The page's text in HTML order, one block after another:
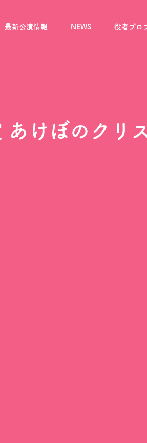
最新公演情報 NEWS 役者プロ
あけぼのクリ